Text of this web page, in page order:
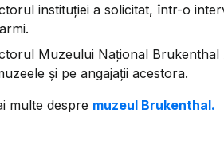
instituției a solicitat, într-o
Muzeului Național
și pe angajații acestora.
multe despre muzeul Brukenthal.